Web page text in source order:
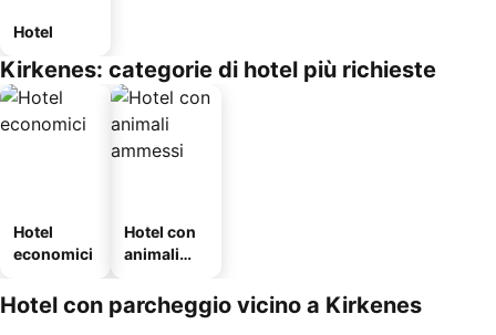
Hotel
Kirkenes: categorie di hotel più richieste
Hotel
economici
Hotel con
animali
Hotel con parcheggio vicino a Kirkenes